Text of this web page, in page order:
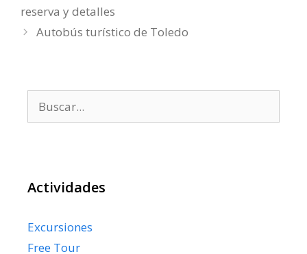
reserva y detalles
Autobús turístico de Toledo
Actividades
Excursiones
Free Tour